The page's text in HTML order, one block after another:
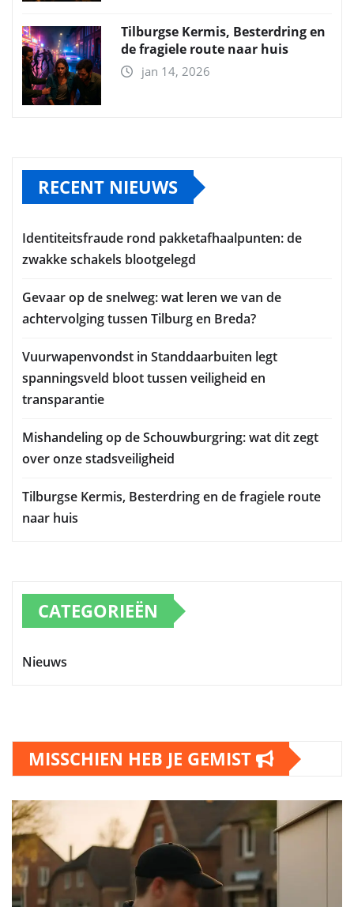
Tilburgse Kermis, Besterdring en
de fragiele route naar huis
jan 14, 2026
RECENT NIEUWS
Identiteitsfraude rond pakketafhaalpunten: de
zwakke schakels blootgelegd
Gevaar op de snelweg: wat leren we van de
achtervolging tussen Tilburg en Breda?
Vuurwapenvondst in Standdaarbuiten legt
spanningsveld bloot tussen veiligheid en
transparantie
Mishandeling op de Schouwburgring: wat dit zegt
over onze stadsveiligheid
Tilburgse Kermis, Besterdring en de fragiele route
naar huis
CATEGORIEËN
Nieuws
MISSCHIEN HEB JE GEMIST